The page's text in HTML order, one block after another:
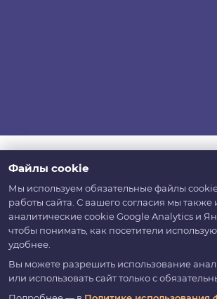
Файлы cookie
Мы используем обязательные файлы
работы сайта. С вашего согласия мы также
аналитические cookie Google Analytics и
чтобы понимать, как посетители
удобнее.
Вы можете разрешить использование
или использовать сайт только с